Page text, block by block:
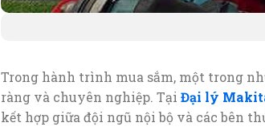
Trong hành trình mua sắm, một trong
ràng và chuyên nghiệp. Tại Đại lý
kết hợp giữa đội ngũ nội bộ và các bên